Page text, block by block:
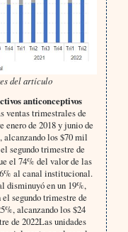
del artículo
anticonceptivos
ventas trimestrales de
de 2018 y junio de
alcanzando los $70 mil
segundo trimestre de
el 74% del valor de las
al canal institucional.
disminuyó en un 19%,
segundo trimestre de
alcanzando los $24
de 2022Las unidades